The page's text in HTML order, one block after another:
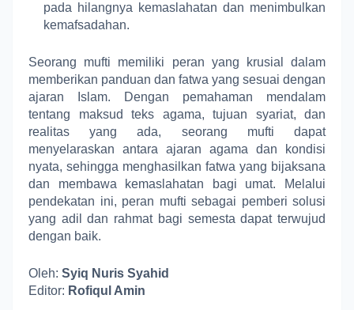
pada hilangnya kemaslahatan dan menimbulkan
kemafsadahan.
Seorang mufti memiliki peran yang krusial dalam
memberikan panduan dan fatwa yang sesuai dengan
ajaran Islam. Dengan pemahaman mendalam
tentang maksud teks agama, tujuan syariat, dan
realitas yang ada, seorang mufti dapat
menyelaraskan antara ajaran agama dan kondisi
nyata, sehingga menghasilkan fatwa yang bijaksana
dan membawa kemaslahatan bagi umat. Melalui
pendekatan ini, peran mufti sebagai pemberi solusi
yang adil dan rahmat bagi semesta dapat terwujud
dengan baik.
Oleh: Syiq Nuris Syahid
Editor: Rofiqul Amin